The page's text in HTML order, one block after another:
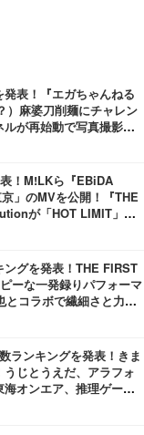
表！『エガちゃんねる
）麻婆刀削麺にチャレン
が再始動で写真撮影！
UNIVERSITY』、日
！M!LKら『EBiDA
」のMVを公開！『THE
が「HOT LIMIT」を
ンリー」のMVを公開！
グを発表！THE FIRST
ーな一発録りパフォーマ
コラボで繊細さと力強
、甲子園応援ソン
ランキングを発表！きま
じとうえだ、アラフォ
オンエア、推理ゲーム